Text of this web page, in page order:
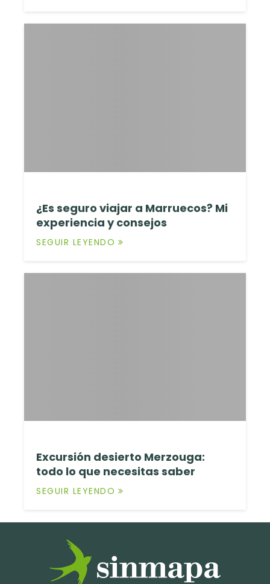
¿Es seguro viajar a Marruecos? Mi
experiencia y consejos
SEGUIR LEYENDO
Excursión desierto Merzouga:
todo lo que necesitas saber
SEGUIR LEYENDO